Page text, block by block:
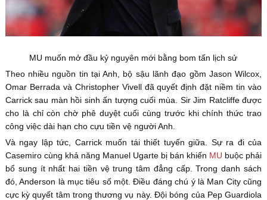
MU muốn mở đầu kỷ nguyên mới bằng bom tấn lịch sử
Theo nhiều nguồn tin tại Anh, bộ sậu lãnh đạo gồm Jason Wilcox,
Omar Berrada và Christopher Vivell đã quyết định đặt niềm tin vào
Carrick sau màn hồi sinh ấn tượng cuối mùa. Sir Jim Ratcliffe được
cho là chỉ còn chờ phê duyệt cuối cùng trước khi chính thức trao
công việc dài hạn cho cựu tiền vệ người Anh.
Và ngay lập tức, Carrick muốn tái thiết tuyến giữa. Sự ra đi của
Casemiro cùng khả năng Manuel Ugarte bị bán khiến MU buộc phải
bổ sung ít nhất hai tiền vệ trung tâm đẳng cấp. Trong danh sách
đó, Anderson là mục tiêu số một. Điều đáng chú ý là Man City cũng
cực kỳ quyết tâm trong thương vụ này. Đội bóng của Pep Guardiola